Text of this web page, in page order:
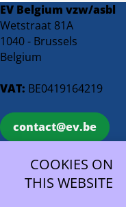
EV Belgium vzw/asbl
Wetstraat 81A
1040 - Brussels
Belgium
VAT: BE0419164219
contact@ev.be
COOKIES ON
THIS WEBSITE